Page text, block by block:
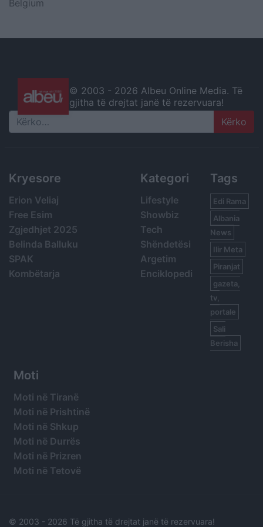
Belgium
© 2003 - 2026 Albeu Online Media. Të
gjitha të drejtat janë të rezervuara!
Search
Kryesore
Erion Veliaj
Free Esim
Zgjedhjet 2025
Belinda Balluku
SPAK
Kombëtarja
Kategori
Lifestyle
Showbiz
Tech
Shëndetësi
Argetim
Enciklopedi
Tags
Edi Rama
Albania
News
Ilir Meta
Piranjat
gazeta,
tv,
portale
Sali
Berisha
Moti
Moti në Tiranë
Moti në Prishtinë
Moti në Shkup
Moti në Durrës
Moti në Prizren
Moti në Tetovë
© 2003 - 2026 Të gjitha të drejtat janë të rezervuara!